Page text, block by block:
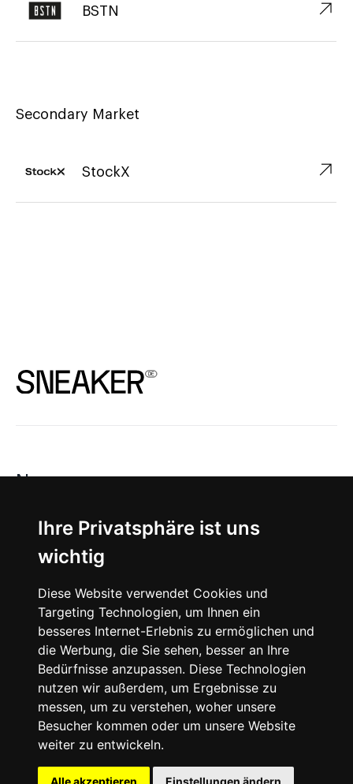
Ihre Privatsphäre ist uns
wichtig
Diese Website verwendet Cookies und
Targeting Technologien, um Ihnen ein
besseres Internet-Erlebnis zu ermöglichen und
die Werbung, die Sie sehen, besser an Ihre
Bedürfnisse anzupassen. Diese Technologien
nutzen wir außerdem, um Ergebnisse zu
messen, um zu verstehen, woher unsere
Besucher kommen oder um unsere Website
weiter zu entwickeln.
Alle akzeptieren Einstellungen ändern
BSTN ↗︎
Secondary Market
StockX ↗︎
News
About
Instagram
Facebook
© 2024 SNEAKERᴰᴱ, All rights reserved.
Impressum Datenschutz